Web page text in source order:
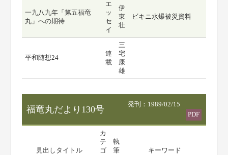
一九八九年「第五福竜
丸」への期待
エ
ッ
セ
イ
伊
東
壮
ビキニ水爆被災資料
平和随想24
連
載
三
宅
康
雄
福竜丸だより130号
発刊：1989/02/15
PDF
見出しタイトル
カ
テ
ゴ
執
筆
キーワード